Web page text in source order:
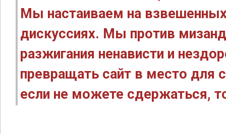
Мы настаиваем на
дискуссиях. Мы против
разжигания ненависти и
превращать сайт в место для
если не можете сдержаться,